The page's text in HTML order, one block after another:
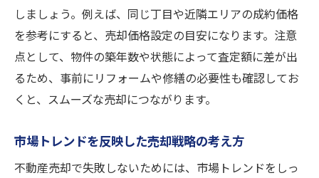
しましょう。例えば、同じ丁目や近隣エリアの成約価格
を参考にすると、売却価格設定の目安になります。注意
点として、物件の築年数や状態によって査定額に差が出
るため、事前にリフォームや修繕の必要性も確認してお
くと、スムーズな売却につながります。
市場トレンドを反映した売却戦略の考え方
不動産売却で失敗しないためには、市場トレンドをしっ